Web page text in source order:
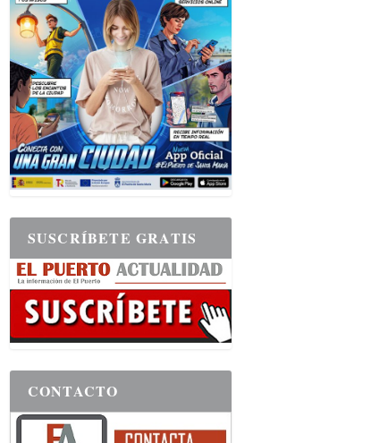
SUSCRÍBETE GRATIS
CONTACTO